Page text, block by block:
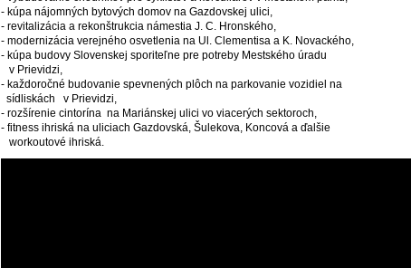
- kúpa nájomných bytových domov na Gazdovskej ulici,
- revitalizácia a rekonštrukcia námestia J. C. Hronského,
- modernizácia verejného osvetlenia na Ul. Clementisa a K. Novackého,
- kúpa budovy Slovenskej sporiteľne pre potreby Mestského úradu
v Prievidzi,
- každoročné budovanie spevnených plôch na parkovanie vozidiel na
sídliskách v Prievidzi,
- rozšírenie cintorína na Mariánskej ulici vo viacerých sektoroch,
- fitness ihriská na uliciach Gazdovská, Šulekova, Koncová a ďalšie
workoutové ihriská.